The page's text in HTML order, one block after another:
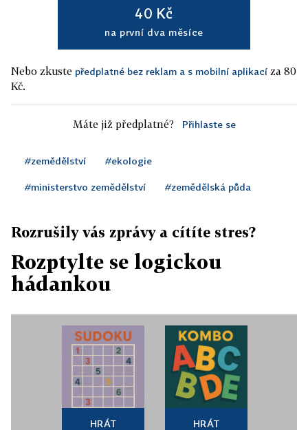
40 Kč
na první dva měsíce
Nebo zkuste předplatné bez reklam a s mobilní aplikací za 80
Kč.
Máte již předplatné? Přihlaste se
#zemědělství #ekologie
#ministerstvo zemědělství #zemědělská půda
Rozrušily vás zprávy a cítíte stres?
Rozptylte se logickou
hádankou
HRÁT HRÁT